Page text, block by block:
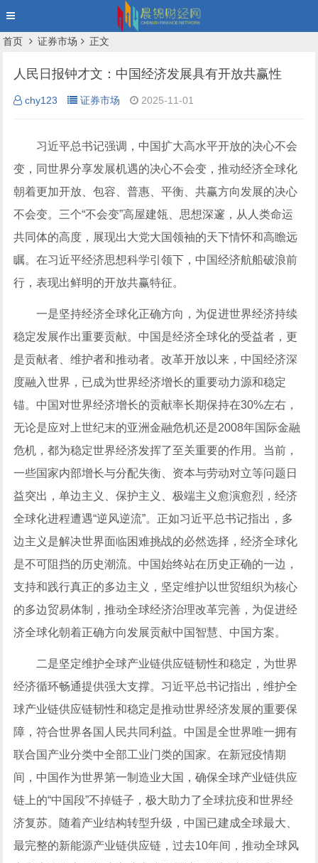
首页 证券市场 正文
人民日报钟才文：中国经济发展具有开放共赢性
chy123 证券市场 2025-11-01
习近平总书记强调，中国扩大高水平开放的决心不会
变，同世界分享发展机遇的决心不会变，推动经济全球化
朝着更加开放、包容、普惠、平衡、共赢方向发展的决心
不会变。三个“不会变”高屋建瓴、思想深邃，从人类命运
共同体的高度，展现出大党大国领袖的天下情怀和高瞻远
瞩。在习近平经济思想科学引领下，中国经济航船破浪前
行，表现出鲜明的开放共赢特征。
一是坚持经济全球化正确方向，为促进世界经济持续
稳定发展作出重要贡献。中国是经济全球化的受益者，更
是贡献者、维护者和推动者。改革开放以来，中国经济深
度融入世界，已成为世界经济增长的重要动力源和稳定
锚。中国对世界经济增长的贡献率长期保持在30%左右，
无论是应对上世纪末的亚洲金融危机还是2008年国际金融
危机，都为稳定世界经济发挥了至关重要的作用。当前，
一些国家内部增长与分配失衡、资本与劳动对立等问题日
益突出，单边主义、保护主义、极端主义愈演愈烈，经济
全球化进程遭遇“逆风逆流”。正如习近平总书记指出，多
边主义是解决世界面临困难挑战的必然选择，经济全球化
是不可阻挡的历史潮流。中国始终站在历史正确的一边，
支持和践行真正的多边主义，坚定维护以世贸组织为核心
的多边贸易体制，推动全球经济治理改革完善，为促进经
济全球化朝着正确方向发展贡献中国智慧、中国方案。
二是坚定维护全球产业链供应链韧性和稳定，为世界
经济循环畅通提供强大支撑。习近平总书记指出，维护全
球产业链供应链韧性和稳定是推动世界经济发展的重要保
障，符合世界各国人民共同利益。中国是全世界唯一拥有
联合国产业分类中全部工业门类的国家。在新冠疫情期
间，中国作为世界第一制造业大国，确保全球产业链供应
链上的“中国段”不掉链子，极大助力了全球抗疫和世界经
济复苏。随着产业结构转型升级，中国已建成全球最大、
最完整的新能源产业链供应链，过去10年间，推动全球风